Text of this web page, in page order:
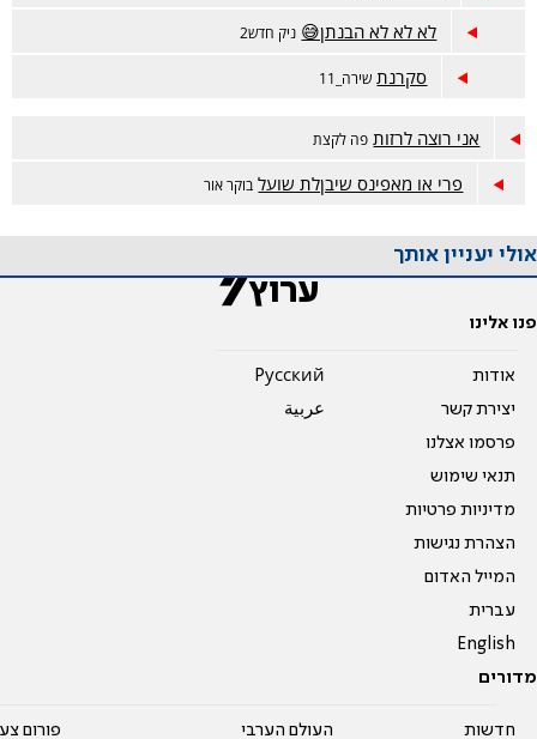
לא לא לא הבנתן😅 ניק חדש2
סקרנת שירה_11
אני רוצה לרזות פה לקצת
פרי או מאפינס שיבןלת שועל בוקר אור
אולי יעניין אותך
פנו אלינו
אודות
יצירת קשר
פרסמו אצלנו
תנאי שימוש
מדיניות פרטיות
הצהרת נגישות
המייל האדום
עברית
English
Pусский
عربية
מדורים
חדשות העולם הערבי פורום